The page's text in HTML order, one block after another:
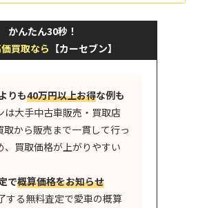
かんたん30秒！
買取なら 【カーセブン】
りも40万円以上お得な例も
は大手中古車販売・買取店
取から販売まで一貫して行っ
、買取価格が上がりやすい
で概算価格をお知らせ
する無料査定で愛車の概算